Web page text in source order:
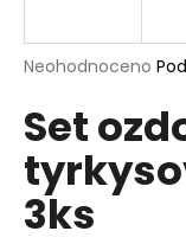
Průměrné
produktu
je
0,0
z
5
hvězdiček.
Neohodnoceno
Set
3ks
j
t
?